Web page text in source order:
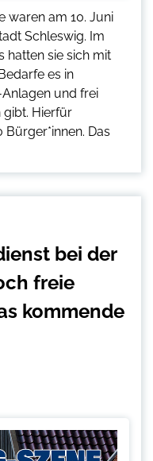
waren am 10. Juni
Schleswig. Im
hatten sie sich mit
es in
und frei
Hierfür
Das
bei der
freie
kommende